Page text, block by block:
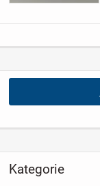
Kategorie